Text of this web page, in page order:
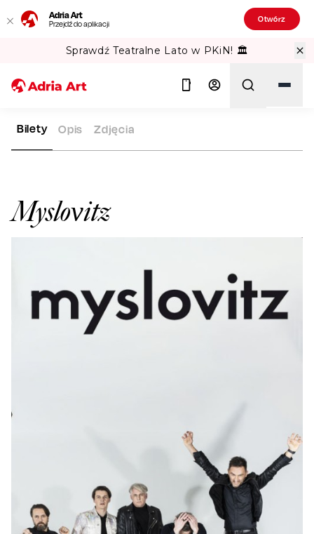
Adria Art
Przejdź do aplikacji Otwórz
Sprawdź Teatralne Lato w PKiN! 🏛️
ADRIA ART ARTYŚCI MYSLOVITZ
Myslovitz
Bilety Opis Zdjęcia